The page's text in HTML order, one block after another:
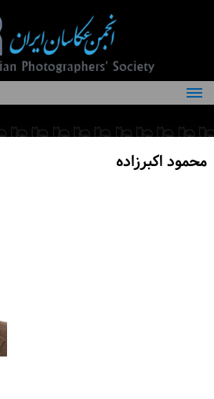
درباره انجمن
کمیته‌های انجمن
محمود اکبرزاده